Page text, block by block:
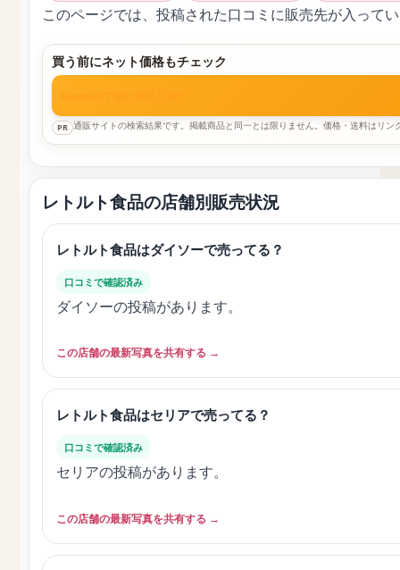
このページでは、投稿された口コミに販売先が入って
買う前にネット価格もチェック
PR 通販サイトの検索結果です。掲載商品と同一とは限りません。価格・送料はリン
レトルト食品の店舗別販売状況
レトルト食品はダイソーで売ってる？
口コミで確認済み
ダイソーの投稿があります。
この店舗の最新写真を共有する →
レトルト食品はセリアで売ってる？
口コミで確認済み
セリアの投稿があります。
この店舗の最新写真を共有する →